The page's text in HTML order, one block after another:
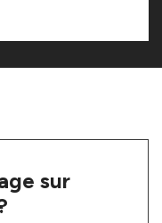
sur